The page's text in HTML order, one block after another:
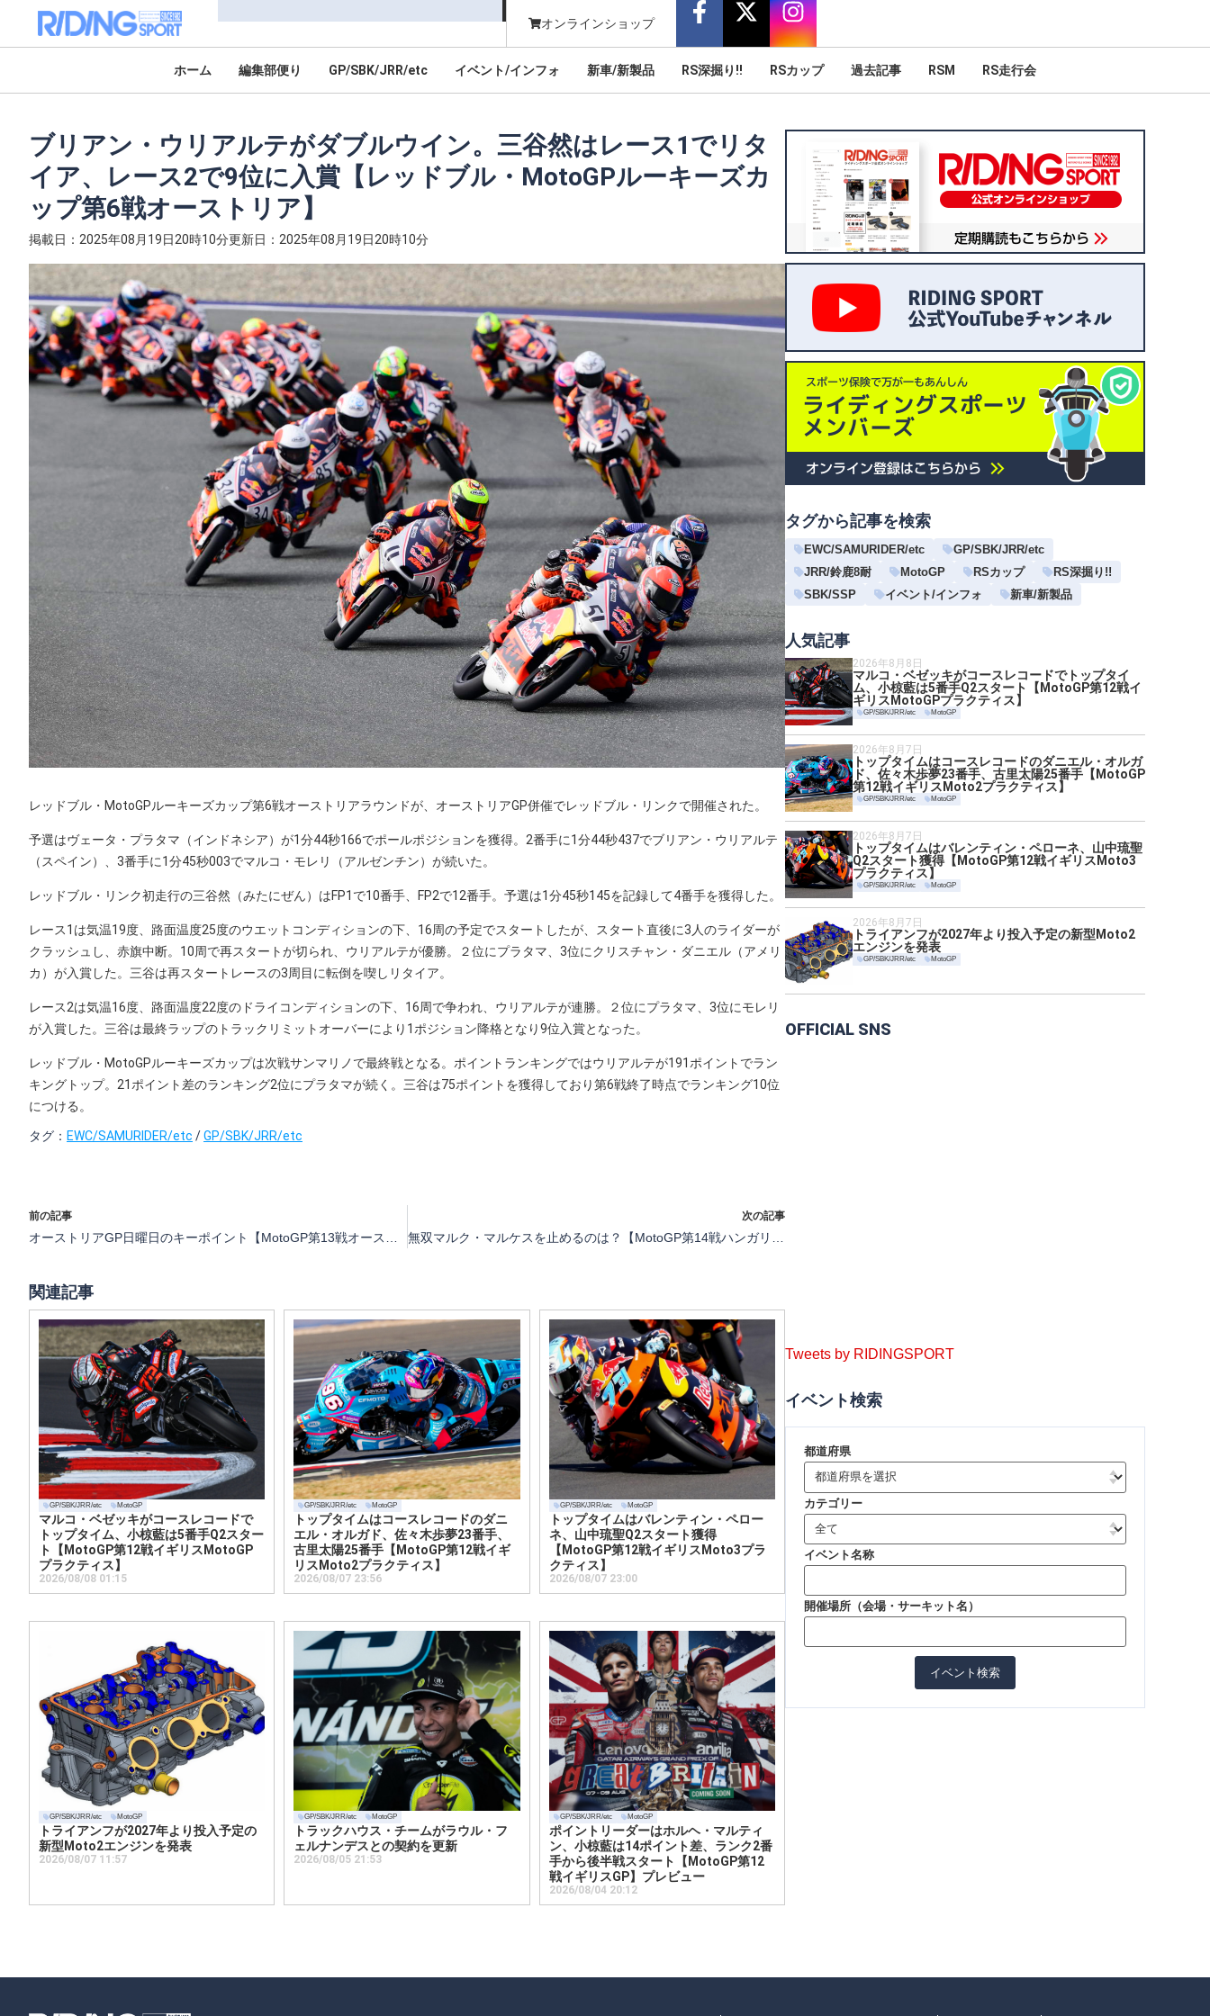
オンラインショップ
ホーム 編集部便り GP/SBK/JRR/etc イベント/インフォ 新車/新製品 RS深掘り!! RSカップ 過去記事 RSM RS走行会
ブリアン・ウリアルテがダブルウイン。三谷然はレース1でリタ
イア、レース2で9位に入賞【レッドブル・MotoGPルーキーズカ
ップ第6戦オーストリア】
掲載日：2025年08月19日20時10分更新日：2025年08月19日20時10分
レッドブル・MotoGPルーキーズカップ第6戦オーストリアラウンドが、オーストリアGP併催でレッドブル・リンクで開催された。
予選はヴェータ・プラタマ（インドネシア）が1分44秒166でポールポジションを獲得。2番手に1分44秒437でブリアン・ウリアルテ
（スペイン）、3番手に1分45秒003でマルコ・モレリ（アルゼンチン）が続いた。
レッドブル・リンク初走行の三谷然（みたにぜん）はFP1で10番手、FP2で12番手。予選は1分45秒145を記録して4番手を獲得した。
レース1は気温19度、路面温度25度のウエットコンディションの下、16周の予定でスタートしたが、スタート直後に3人のライダーが
クラッシュし、赤旗中断。10周で再スタートが切られ、ウリアルテが優勝。２位にプラタマ、3位にクリスチャン・ダニエル（アメリ
カ）が入賞した。三谷は再スタートレースの3周目に転倒を喫しリタイア。
レース2は気温16度、路面温度22度のドライコンディションの下、16周で争われ、ウリアルテが連勝。２位にプラタマ、3位にモレリ
が入賞した。三谷は最終ラップのトラックリミットオーバーにより1ポジション降格となり9位入賞となった。
レッドブル・MotoGPルーキーズカップは次戦サンマリノで最終戦となる。ポイントランキングではウリアルテが191ポイントでラン
キングトップ。21ポイント差のランキング2位にプラタマが続く。三谷は75ポイントを獲得しており第6戦終了時点でランキング10位
につける。
タグ： EWC/SAMURIDER/etc /GP/SBK/JRR/etc
前の記事 次の記事
関連記事
GP/SBK/JRR/etc MotoGP
マルコ・ベゼッキがコースレコードで
トップタイム、小椋藍は5番手Q2スター
ト【MotoGP第12戦イギリスMotoGP
プラクティス】
2026/08/08 01:15
GP/SBK/JRR/etc MotoGP
トップタイムはコースレコードのダニ
エル・オルガド、佐々木歩夢23番手、
古里太陽25番手【MotoGP第12戦イギ
リスMoto2プラクティス】
2026/08/07 23:56
GP/SBK/JRR/etc MotoGP
トップタイムはバレンティン・ペロー
ネ、山中琉聖Q2スタート獲得
【MotoGP第12戦イギリスMoto3プラ
クティス】
2026/08/07 23:00
GP/SBK/JRR/etc MotoGP
トライアンフが2027年より投入予定の
新型Moto2エンジンを発表
2026/08/07 11:57
GP/SBK/JRR/etc MotoGP
トラックハウス・チームがラウル・フ
ェルナンデスとの契約を更新
2026/08/05 21:53
GP/SBK/JRR/etc MotoGP
ポイントリーダーはホルヘ・マルティ
ン、小椋藍は14ポイント差、ランク2番
手から後半戦スタート【MotoGP第12
戦イギリスGP】プレビュー
2026/08/04 20:12
タグから記事を検索
EWC/SAMURIDER/etc
GP/SBK/JRR/etc
JRR/鈴鹿8耐
MotoGP RSカップ
RS深掘り!!
SBK/SSP
イベント/インフォ 新車/新製品
人気記事
2026年8月8日
マルコ・ベゼッキがコースレコードでトップタイ
ム、小椋藍は5番手Q2スタート【MotoGP第12戦イ
ギリスMotoGPプラクティス】
GP/SBK/JRR/etc MotoGP
2026年8月7日
トップタイムはコースレコードのダニエル・オルガ
ド、佐々木歩夢23番手、古里太陽25番手【MotoGP
第12戦イギリスMoto2プラクティス】
GP/SBK/JRR/etc MotoGP
2026年8月7日
トップタイムはバレンティン・ペローネ、山中琉聖
Q2スタート獲得【MotoGP第12戦イギリスMoto3
プラクティス】
GP/SBK/JRR/etc MotoGP
2026年8月7日
トライアンフが2027年より投入予定の新型Moto2
エンジンを発表
GP/SBK/JRR/etc MotoGP
OFFICIAL SNS
Tweets by RIDINGSPORT
イベント検索
都道府県
カテゴリー
イベント名称
開催場所（会場・サーキット名）